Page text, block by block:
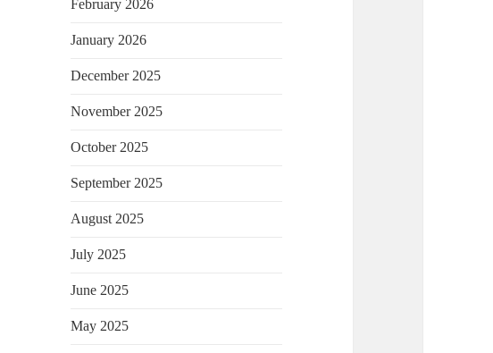
February 2026
January 2026
December 2025
November 2025
October 2025
September 2025
August 2025
July 2025
June 2025
May 2025